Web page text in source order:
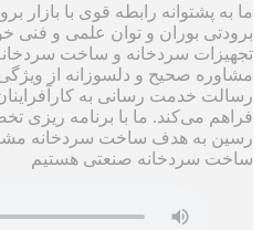
ما به پشتوانه رابطه قوی با بازار
برودتی بوران و توان علمی و فنی
تجهیزات سردخانه و ساخت
مشاوره صحیح و دلسوزانه از
رسالت خدمت رسانی به
فراهم می‌کند. ما با برنامه ریزی
رسین به هدف ساخت سردخانه
ساخت سردخانه صنعتی هستیم